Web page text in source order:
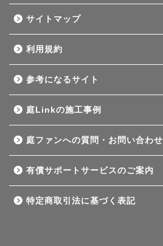
サイトマップ
利用規約
参考になるサイト
庭Linkの施工事例
庭ファンへの質問・お問い合わせ
有償サポートサービスのご案内
特定商取引法に基づく表記